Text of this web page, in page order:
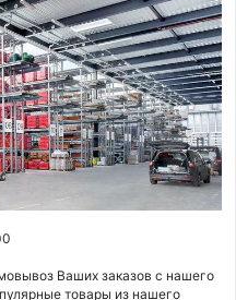
Ваших заказов с нашего
товары из нашего